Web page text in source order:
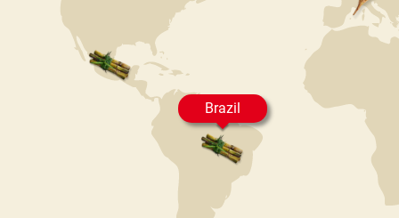
Brazil